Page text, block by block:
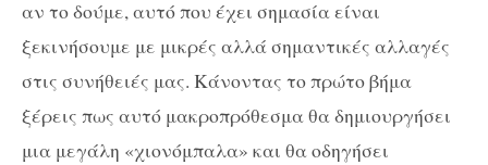
αν το δούμε, αυτό που έχει σημασία είναι
ξεκινήσουμε με μικρές αλλά σημαντικές αλλαγές
στις συνήθειές μας. Κάνοντας το πρώτο βήμα
ξέρεις πως αυτό μακροπρόθεσμα θα δημιουργήσει
μια μεγάλη «χιονόμπαλα» και θα οδηγήσει